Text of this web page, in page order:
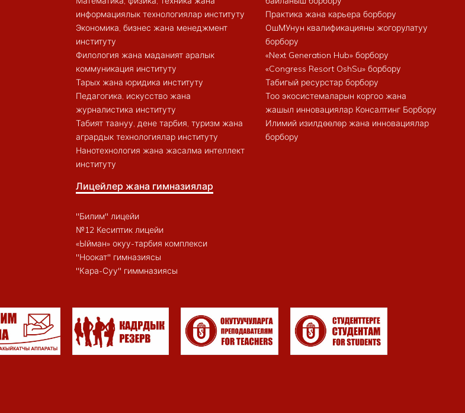
информациялык технологиялар институту
Экономика, бизнес жана менеджмент
институту
Филология жана маданият аралык
коммуникация институту
Тарых жана юридика институту
Педагогика, искусство жана
журналистика институту
Табият таануу, дене тарбия, туризм жана
агрардык технологиялар институту
Нанотехнология жана жасалма интеллект
институту
Лицейлер жана гимназиялар
"Билим" лицейи
№12 Кесиптик лицейи
«Ыйман» окуу-тарбия комплекси
"Ноокат" гимназиясы
"Кара-Суу" гиммназиясы
Практика жана карьера борбору
ОшМУнун квалификацияны жогорулатуу
борбору
«Next Generation Hub» борбору
«Congress Resort OshSu» борбору
Табигый ресурстар борбору
Тоо экосистемаларын коргоо жана
жашыл инновациялар Консалтинг Борбору
Илимий изилдөөлөр жана инновациялар
борбору